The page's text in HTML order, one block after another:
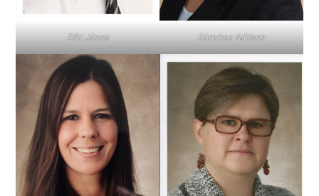
Eőri János Sánchez Adrienn